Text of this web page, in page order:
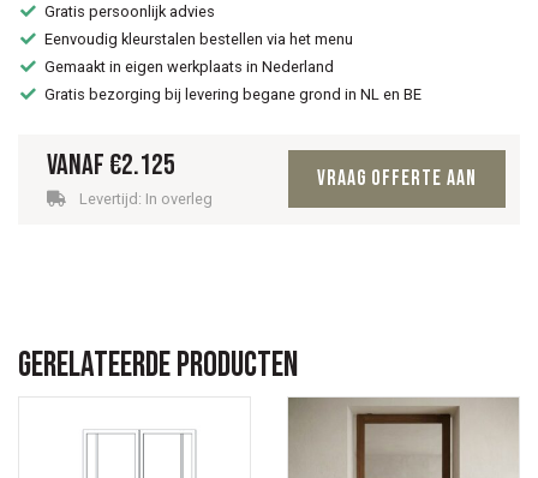
Gratis persoonlijk advies
Eenvoudig kleurstalen bestellen via het menu
Gemaakt in eigen werkplaats in Nederland
Gratis bezorging bij levering begane grond in NL en BE
Vanaf €2.125
Levertijd: In overleg
Vraag offerte aan
Gerelateerde producten